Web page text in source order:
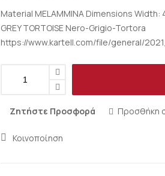
Material MELAMMINA Dimensions
GREY TORTOISE Nero-Grigio-Tortora
https://www.kartell.com/file/general/
Ζητήστε Προσφορά Προσθήκη
Κοινοποίηση